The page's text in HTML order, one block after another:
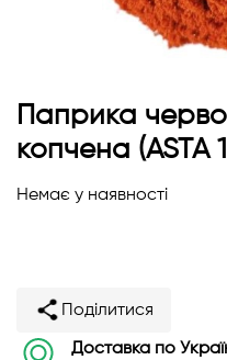
Перейти
до
початку
зображень
Паприка
копчена (ASTA
Немає у наявності
Поділитися
Доставка по